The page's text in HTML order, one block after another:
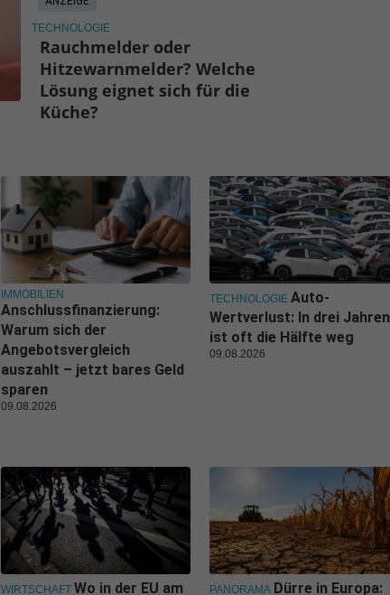
TECHNOLOGIE
Rauchmelder oder
Hitzewarnmelder? Welche
Lösung eignet sich für die
Küche?
IMMOBILIEN
Anschlussfinanzierung:
Warum sich der
Angebotsvergleich
auszahlt – jetzt bares Geld
sparen
09.08.2026
TECHNOLOGIE Auto-
Wertverlust: In drei Jahren
ist oft die Hälfte weg
09.08.2026
WIRTSCHAFT Wo in der EU am PANORAMA Dürre in Europa: